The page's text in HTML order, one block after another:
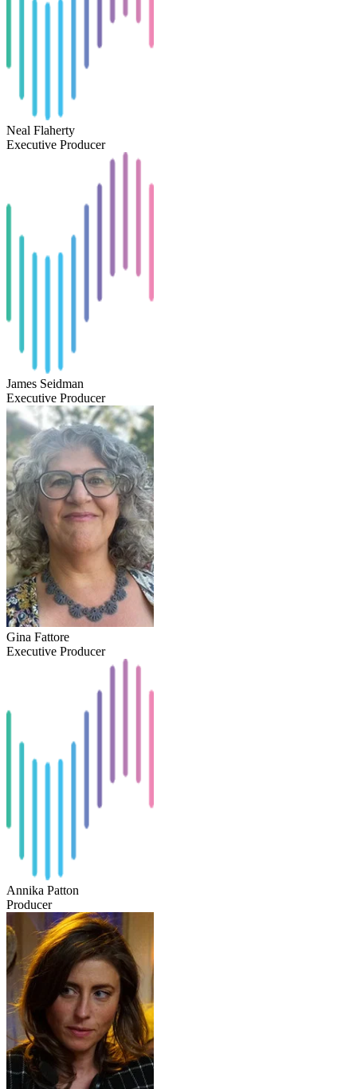
Neal Flaherty
Executive Producer
James Seidman
Executive Producer
Gina Fattore
Executive Producer
Annika Patton
Producer